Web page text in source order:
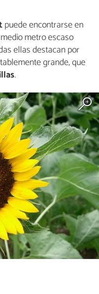
puede encontrarse en
metro escaso
ellas destacan por
grande, que
.